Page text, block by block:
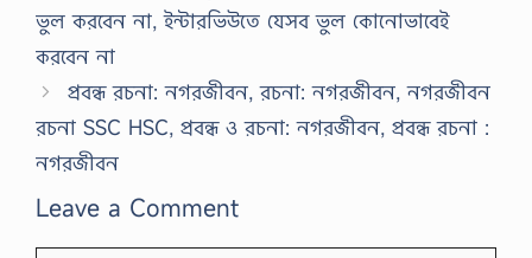
ভুল করবেন না, ইন্টারভিউতে যেসব ভুল কোনোভাবেই
করবেন না
প্রবন্ধ রচনা: নগরজীবন, রচনা: নগরজীবন, নগরজীবন
রচনা SSC HSC, প্রবন্ধ ও রচনা: নগরজীবন, প্রবন্ধ রচনা :
নগরজীবন
Leave a Comment